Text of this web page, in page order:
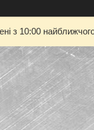
з 10:00